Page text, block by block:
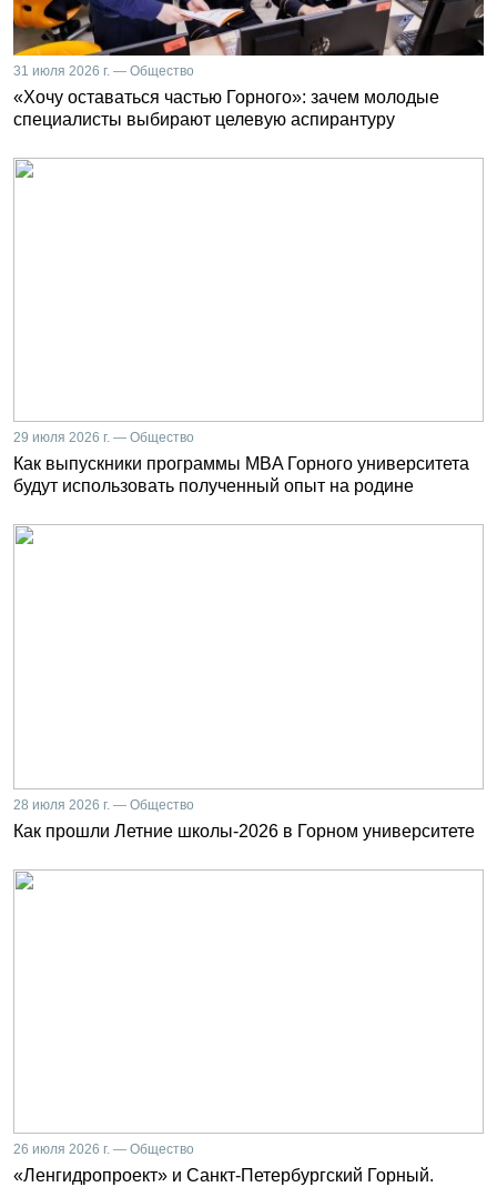
31 июля 2026 г. — Общество
«Хочу оставаться частью Горного»: зачем молодые
специалисты выбирают целевую аспирантуру
29 июля 2026 г. — Общество
Как выпускники программы MBA Горного университета
будут использовать полученный опыт на родине
28 июля 2026 г. — Общество
Как прошли Летние школы-2026 в Горном университете
26 июля 2026 г. — Общество
«Ленгидропроект» и Санкт-Петербургский Горный.